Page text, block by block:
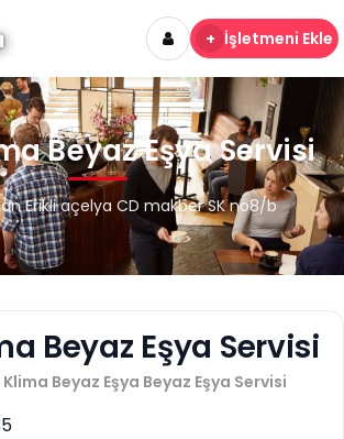
+ İşletmeni Ekle
Beyaz Eşya Servisi
Erikli açelya CD makber SK no8/b
Beyaz Eşya Servisi
Beyaz Eşya Beyaz Eşya Servisi